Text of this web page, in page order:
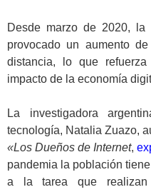
Desde marzo de 2020,
provocado un aumento
distancia, lo que
impacto de la economía
La investigadora
tecnología, Natalia Zuazo,
«Los Dueños de Internet,
pandemia la población
a la tarea que realizan